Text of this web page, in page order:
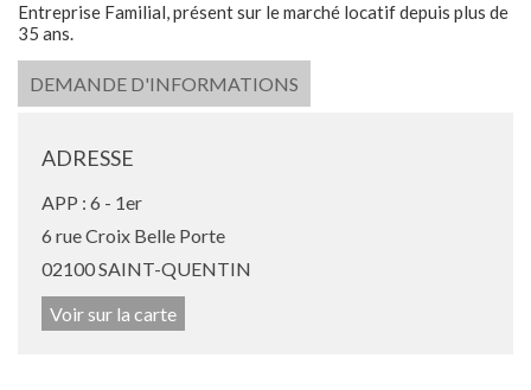
Entreprise Familial, présent sur le marché locatif depuis plus de
35 ans.
DEMANDE D'INFORMATIONS
ADRESSE
APP : 6 - 1er
6 rue Croix Belle Porte
02100 SAINT-QUENTIN
Voir sur la carte